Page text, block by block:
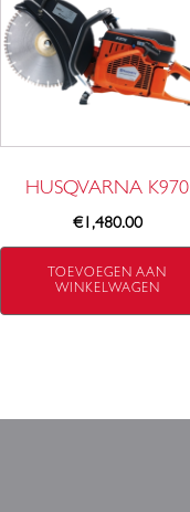
HUSQVARNA K970
€1,480.00
TOEVOEGEN AAN
WINKELWAGEN